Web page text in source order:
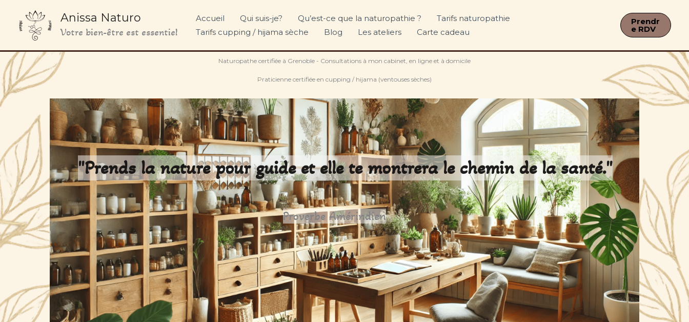
contenu
Anissa Naturo
Votre bien-être est essentiel
Accueil Qui suis-je? Qu’est-ce que la naturopathie ?
Tarifs naturopathie
Tarifs cupping / hijama sèche
Blog Les ateliers Carte cadeau
Prendr
e RDV
Naturopathe certifiée à Grenoble - Consultations à mon cabinet, en ligne et à domicile
Praticienne certifiée en cupping / hijama (ventouses sèches)
Proverbe Amérindien
"Prends la nature pour guide et elle te montrera le chemin de la santé."